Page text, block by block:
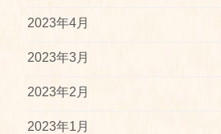
2023年4月
2023年3月
2023年2月
2023年1月